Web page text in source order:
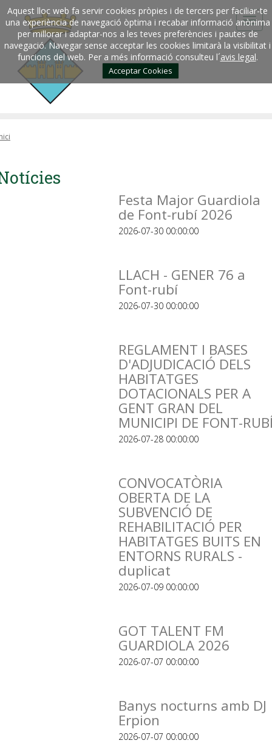
Aquest lloc web fa servir cookies pròpies i de tercers per faciliar-te
una experiència de navegació òptima i recabar informació anònima
per millorar i adaptar-nos a les teves preferències i pautes de
navegació. Navegar sense acceptar les cookies limitarà la visibilitat i
funcions del web. Per a més informació consulteu l´avis legal.
Acceptar Cookies
Festa Major Guardiola
de Font-rubí 2026
2026-07-30 00:00:00
LLACH - GENER 76 a
Font-rubí
2026-07-30 00:00:00
REGLAMENT I BASES
D'ADJUDICACIÓ DELS
HABITATGES
DOTACIONALS PER A
GENT GRAN DEL
MUNICIPI DE FONT-
2026-07-28 00:00:00
CONVOCATÒRIA
OBERTA DE LA
SUBVENCIÓ DE
REHABILITACIÓ PER
HABITATGES BUITS EN
ENTORNS RURALS -
duplicat
2026-07-09 00:00:00
GOT TALENT FM
GUARDIOLA 2026
2026-07-07 00:00:00
Banys nocturns amb DJ
Erpion
2026-07-07 00:00:00